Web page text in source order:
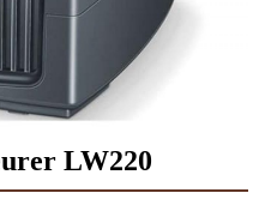
LW220